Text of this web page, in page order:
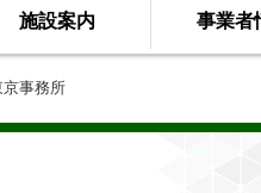
施設案内 事業者
事務所